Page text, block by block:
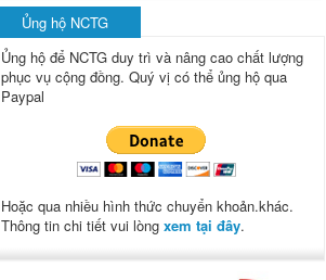
Ủng hộ NCTG
Ủng hộ để NCTG duy trì và nâng cao chất lượng
phục vụ cộng đồng. Quý vị có thể ủng hộ qua
Paypal
Hoặc qua nhiều hình thức chuyển khoản.khác.
Thông tin chi tiết vui lòng xem tại đây.